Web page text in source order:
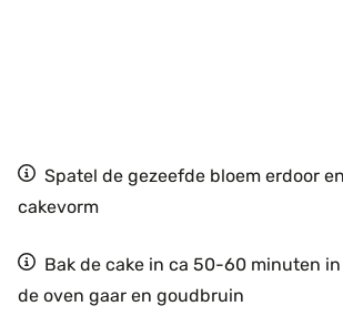
Spatel de gezeefde bloem erdoor
cakevorm
Bak de cake in ca 50-60 minuten
de oven gaar en goudbruin